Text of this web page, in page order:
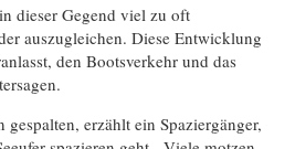
dieser Gegend viel zu oft
auszugleichen. Diese Entwicklung
den Bootsverkehr und das
erzählt ein Spaziergänger,